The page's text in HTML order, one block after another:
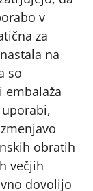
v
za
na
so
obratih
večjih
dovolijo